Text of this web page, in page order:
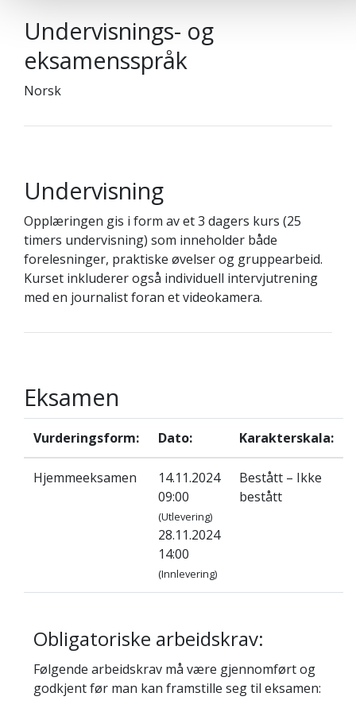
Undervisnings- og
eksamensspråk
Norsk
Undervisning
Opplæringen gis i form av et 3 dagers kurs (25
timers undervisning) som inneholder både
forelesninger, praktiske øvelser og gruppearbeid.
Kurset inkluderer også individuell intervjutrening
med en journalist foran et videokamera.
Eksamen
Vurderingsform: Dato: Karakterskala:
Hjemmeeksamen
14.11.2024
09:00
(Utlevering)
28.11.2024
14:00
(Innlevering)
Bestått – Ikke
bestått
Obligatoriske arbeidskrav:
Følgende arbeidskrav må være gjennomført og
godkjent før man kan framstille seg til eksamen: